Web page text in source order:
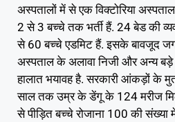
अस्पतालों में से एक विक्टोरिया
2 से 3 बच्चे तक भर्ती हैं. 24 बेड की
से 60 बच्चे एडमिट हैं. इसके बावजूद
अस्पताल के अलावा निजी और अन्य बड़े
हालात भयावह है. सरकारी आंकड़ों के
साल तक उम्र के डेंगू के 124 मरीज मिले
से पीड़ित बच्चे रोजाना 100 की